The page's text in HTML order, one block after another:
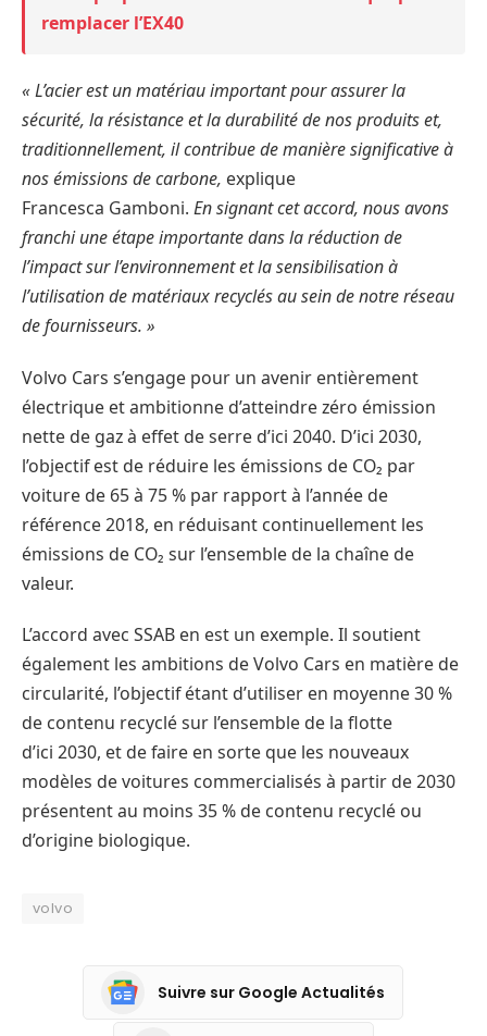
remplacer l’EX40
« L’acier est un matériau important pour assurer la
sécurité, la résistance et la durabilité de nos produits et,
traditionnellement, il contribue de manière significative à
nos émissions de carbone, explique
Francesca Gamboni. En signant cet accord, nous avons
franchi une étape importante dans la réduction de
l’impact sur l’environnement et la sensibilisation à
l’utilisation de matériaux recyclés au sein de notre réseau
de fournisseurs. »
Volvo Cars s’engage pour un avenir entièrement
électrique et ambitionne d’atteindre zéro émission
nette de gaz à effet de serre d’ici 2040. D’ici 2030,
l’objectif est de réduire les émissions de CO₂ par
voiture de 65 à 75 % par rapport à l’année de
référence 2018, en réduisant continuellement les
émissions de CO₂ sur l’ensemble de la chaîne de
valeur.
L’accord avec SSAB en est un exemple. Il soutient
également les ambitions de Volvo Cars en matière de
circularité, l’objectif étant d’utiliser en moyenne 30 %
de contenu recyclé sur l’ensemble de la flotte
d’ici 2030, et de faire en sorte que les nouveaux
modèles de voitures commercialisés à partir de 2030
présentent au moins 35 % de contenu recyclé ou
d’origine biologique.
volvo
Suivre sur Google Actualités